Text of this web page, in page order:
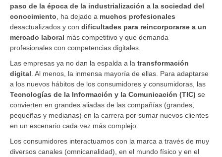
paso de la época de la industrialización a la sociedad del
conocimiento , ha dejado a muchos profesionales
desactualizados y con dificultades para reincorporarse a un
mercado laboral más competitivo y que demanda
profesionales con competencias digitales.
Las empresas ya no dan la espalda a la transformación
digital . Al menos, la inmensa mayoría de ellas. Para adaptarse
a los nuevos hábitos de los consumidores y consumidoras, las
Tecnologías de la Información y la Comunicación (TIC) se
convierten en grandes aliadas de las compañías (grandes,
pequeñas y medianas) en la carrera por sumar nuevos clientes
en un escenario cada vez más complejo.
Los consumidores interactuamos con la marca a través de muy
diversos canales (omnicanalidad), en el mundo físico y en el